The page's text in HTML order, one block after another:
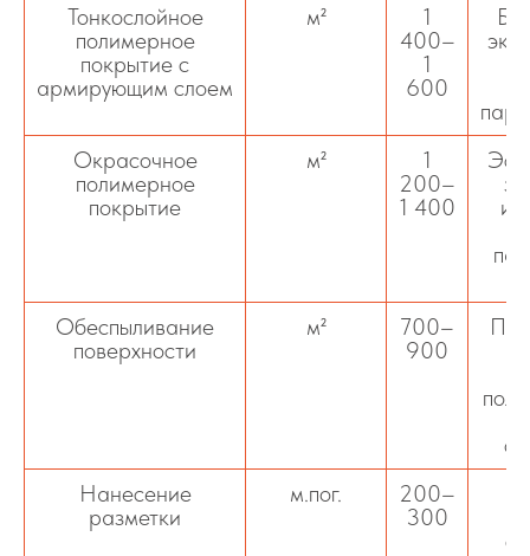
Тонкослойное
полимерное
покрытие с
армирующим слоем
м²
1
400–
1
600
Окрасочное
полимерное
покрытие
м²
1
200–
1 400
Обеспыливание
поверхности
м²
700–
900
Нанесение
разметки
м.пог.
200–
300